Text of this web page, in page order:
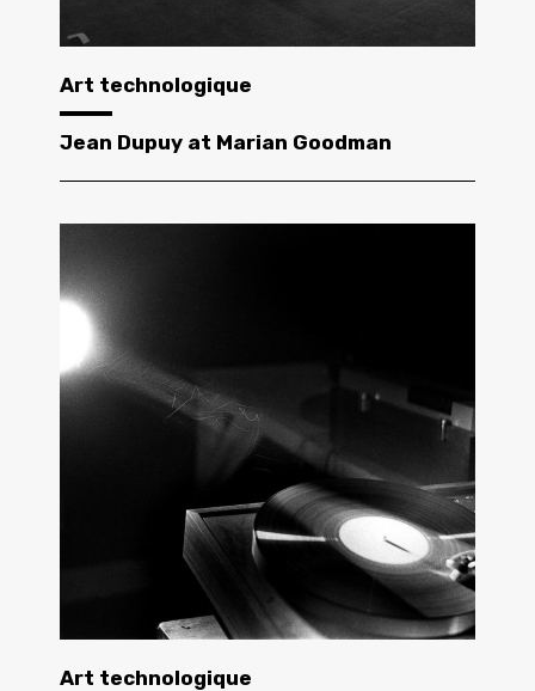
Art technologique
Jean Dupuy at Marian Goodman
Art technologique